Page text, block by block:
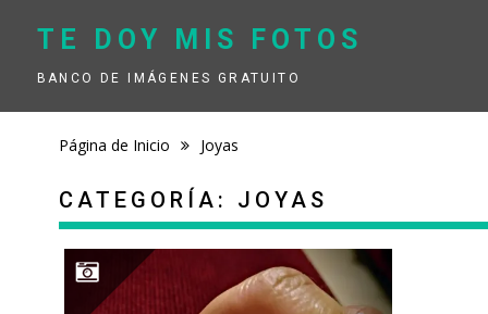
contenidoTE DOY MIS FOTOS
BANCO DE IMÁGENES GRATUITO
Página de Inicio Joyas
CATEGORÍA: JOYAS